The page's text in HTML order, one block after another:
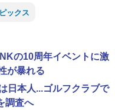
ックス
の10周年イベントに激
が暴れる
日本人...ゴルフクラブで
調査へ